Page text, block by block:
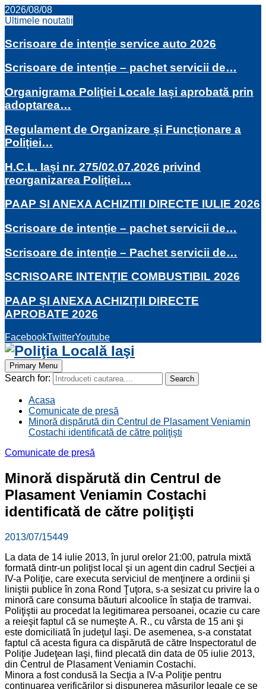
2026/08/08
Ultimele noutatii
Scrisoare de intenție service auto 2026
Scrisoare de intenție – pachet servicii de…
Organigrama Poliției Locale Iași aprobată prin
adoptarea…
Regulament de Organizare și Funcționare a
Poliției…
H.C.L. Iași nr. 275/02.07.2026 privind
reorganizarea Poliției…
PAAP SI ANEXA ACHIZITII DIRECTE IULIE 2026
Scrisoare de intenție – pachet servicii de…
Scrisoare de intenție – Pachet servicii de…
SCRISOARE INTENȚIE COMBUSTIBIL 2026
PAAP ȘI ANEXA ACHIZIȚII DIRECTE
APROBATE 2026
FacebookTwitterYoutube
Primary Menu
Search for: Search
Acasa
Comunicate de presă
Minoră dispărută din Centrul de Plasament Veniamin
Costachi identificată de către poliţişti
Comunicate de presă
Minoră dispărută din Centrul de
Plasament Veniamin Costachi
identificată de către poliţişti
2013/07/15449
La data de 14 iulie 2013, în jurul orelor 21:00, patrula mixtă
formată dintr-un poliţist local şi un agent din cadrul Secţiei a
IV-a Poliţie, care executa serviciul de menţinere a ordinii şi
liniştii publice în zona Rond Ţuţora, s-a sesizat cu privire la o
minoră care consuma băuturi alcoolice în staţia de tramvai.
Poliţiştii au procedat la legitimarea persoanei, ocazie cu care
a reieşit faptul că se numeşte A. R., cu vârsta de 15 ani şi
este domiciliată în judeţul Iaşi. De asemenea, s-a constatat
faptul că acesta figura ca dispărută de către Inspectoratul de
Poliţie Judeţean Iaşi, fiind plecată din data de 05 iulie 2013,
din Centrul de Plasament Veniamin Costachi.
Minora a fost condusă la Secţia a IV-a Poliţie pentru
continuarea verificărilor şi dispunerea măsurilor legale ce se